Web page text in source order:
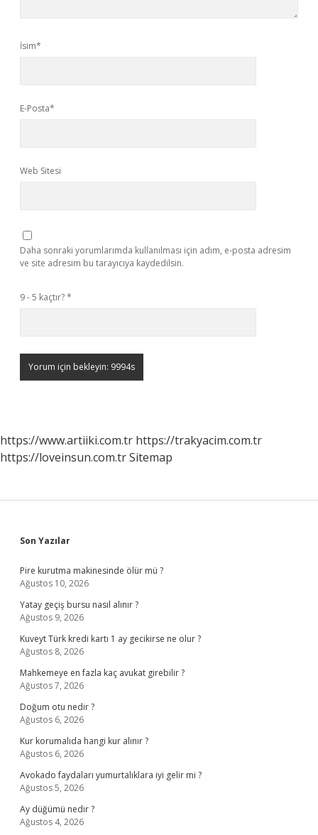
İsim*
E-Posta*
Web Sitesi
Daha sonraki yorumlarımda kullanılması için adım, e-posta adresim
ve site adresim bu tarayıcıya kaydedilsin.
9 - 5 kaçtır?*
https://www.artiiki.com.tr https://trakyacim.com.tr
https://loveinsun.com.trSitemap
Sidebar
Son Yazılar
Pire kurutma makinesinde ölür mü ?
Ağustos 10, 2026
Yatay geçiş bursu nasıl alınır ?
Ağustos 9, 2026
Kuveyt Türk kredi kartı 1 ay gecikirse ne olur ?
Ağustos 8, 2026
Mahkemeye en fazla kaç avukat girebilir ?
Ağustos 7, 2026
Doğum otu nedir ?
Ağustos 6, 2026
Kur korumalıda hangi kur alınır ?
Ağustos 6, 2026
Avokado faydaları yumurtalıklara iyi gelir mi ?
Ağustos 5, 2026
Ay düğümü nedir ?
Ağustos 4, 2026